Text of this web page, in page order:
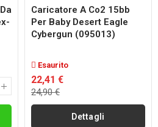
Caricatore A Co2 15bb
Per Baby Desert Eagle
Cybergun (095013)
Esaurito
22,41 €
24,90 €
Dettagli